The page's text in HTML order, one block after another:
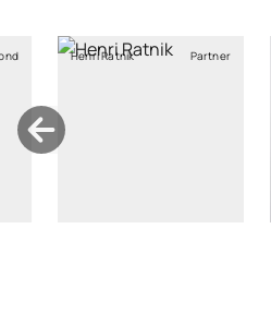
Partner Rauno Kinkar